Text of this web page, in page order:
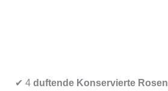
✔ 4duftende Konservierte Rosen